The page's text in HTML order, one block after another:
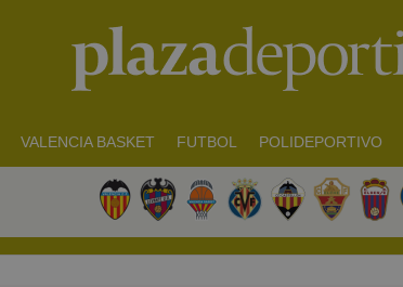
VALENCIA BASKET FUTBOL POLIDEPORTIVO